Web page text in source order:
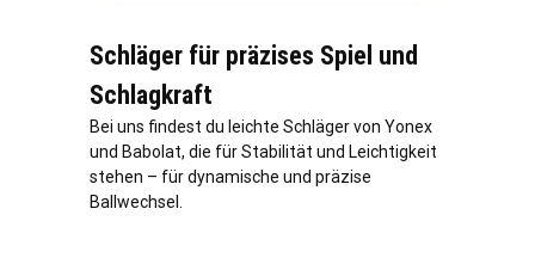
Schläger für präzises Spiel und
Schlagkraft
Bei uns findest du leichte Schläger von Yonex
und Babolat, die für Stabilität und Leichtigkeit
stehen – für dynamische und präzise
Ballwechsel.